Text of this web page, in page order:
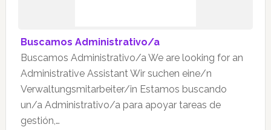
Buscamos Administrativo/a
Buscamos Administrativo/a We are looking for an
Administrative Assistant Wir suchen eine/n
Verwaltungsmitarbeiter/in Estamos buscando
un/a Administrativo/a para apoyar tareas de
gestión,…